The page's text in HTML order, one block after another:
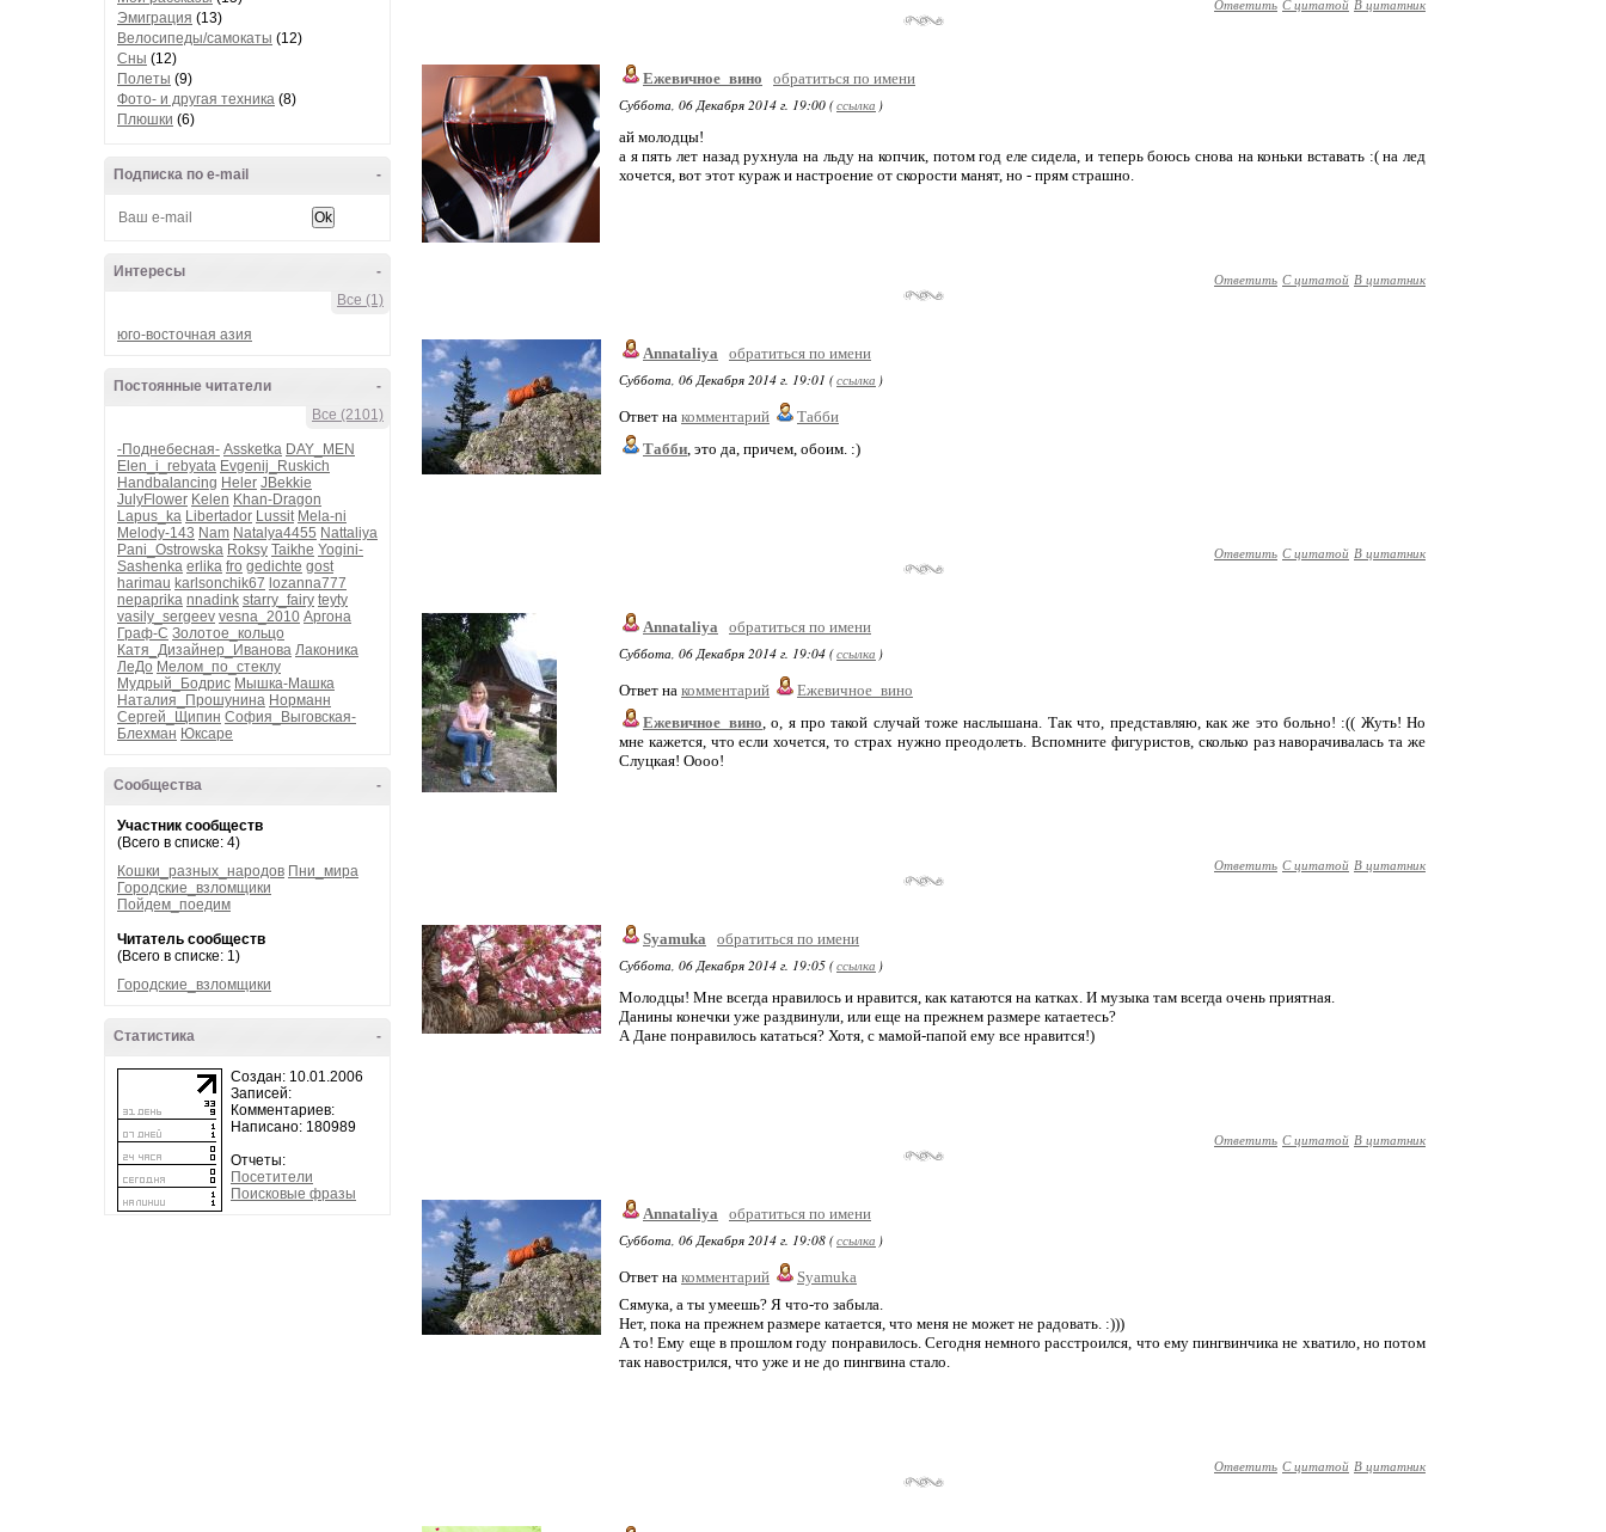
Эмиграция (13)
Велосипеды/самокаты (12)
Сны (12)
Полеты (9)
Фото- и другая техника (8)
Плюшки (6)
-
Подписка по e-mail
-
Интересы
Все (1)
юго-восточная азия
-
Постоянные читатели
Все (2101)
-Поднебесная- Assketka DAY_MEN
Elen_i_rebyata Evgenij_Ruskich
Handbalancing Heler JBekkie
JulyFlower Kelen Khan-Dragon
Lapus_ka Libertador Lussit Mela-ni
Melody-143 Nam Natalya4455 Nattaliya
Pani_Ostrowska Roksy Taikhe Yogini-
Sashenka erlika fro gedichte gost
harimau karlsonchik67 lozanna777
nepaprika nnadink starry_fairy teyty
vasily_sergeev vesna_2010 Аргона
Граф-С Золотое_кольцо
Катя_Дизайнер_Иванова Лаконика
ЛеДо Мелом_по_стеклу
Мудрый_Бодрис Мышка-Машка
Наталия_Прошунина Норманн
Сергей_Щипин София_Выговская-
Блехман Юксаре
-
Сообщества
Участник сообществ
(Всего в списке: 4)
Кошки_разных_народов Пни_мира
Городские_взломщики
Пойдем_поедим
Читатель сообществ
(Всего в списке: 1)
Городские_взломщики
-
Статистика
Создан: 10.01.2006
Записей:
Комментариев:
Написано: 180989
Отчеты:
Посетители
Поисковые фразы
Ответить С цитатой В цитатник
Ежевичное_вино
обратиться по имени
Суббота, 06 Декабря 2014 г. 19:00 (ссылка )
ай молодцы!
а я пять лет назад рухнула на льду на копчик, потом год еле сидела, и теперь боюсь снова на коньки вставать :( на лед
хочется, вот этот кураж и настроение от скорости манят, но - прям страшно.
Ответить С цитатой В цитатник
Annataliya
обратиться по имени
Суббота, 06 Декабря 2014 г. 19:01 (ссылка )
Ответ на комментарий
Табби
Табби, это да, причем, обоим. :)
Ответить С цитатой В цитатник
Annataliya
обратиться по имени
Суббота, 06 Декабря 2014 г. 19:04 (ссылка )
Ответ на комментарий
Ежевичное_вино
Ежевичное_вино, о, я про такой случай тоже наслышана. Так что, представляю, как же это больно! :(( Жуть! Но
мне кажется, что если хочется, то страх нужно преодолеть. Вспомните фигуристов, сколько раз наворачивалась та же
Слуцкая! Оооо!
Ответить С цитатой В цитатник
Syamuka
обратиться по имени
Суббота, 06 Декабря 2014 г. 19:05 (ссылка )
Молодцы! Мне всегда нравилось и нравится, как катаются на катках. И музыка там всегда очень приятная.
Данины конечки уже раздвинули, или еще на прежнем размере катаетесь?
А Дане понравилось кататься? Хотя, с мамой-папой ему все нравится!)
Ответить С цитатой В цитатник
Annataliya
обратиться по имени
Суббота, 06 Декабря 2014 г. 19:08 (ссылка )
Ответ на комментарий
Syamuka
Сямука, а ты умеешь? Я что-то забыла.
Нет, пока на прежнем размере катается, что меня не может не радовать. :)))
А то! Ему еще в прошлом году понравилось. Сегодня немного расстроился, что ему пингвинчика не хватило, но потом
так навострился, что уже и не до пингвина стало.
Ответить С цитатой В цитатник